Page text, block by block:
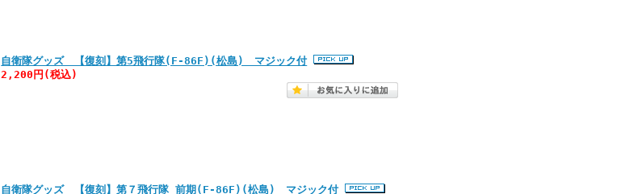
自衛隊グッズ 【復刻】第5飛行隊(F-86F)(松島) マジック付
2,200円 (税込)
自衛隊グッズ 【復刻】第７飛行隊_前期(F-86F)(松島) マジック付